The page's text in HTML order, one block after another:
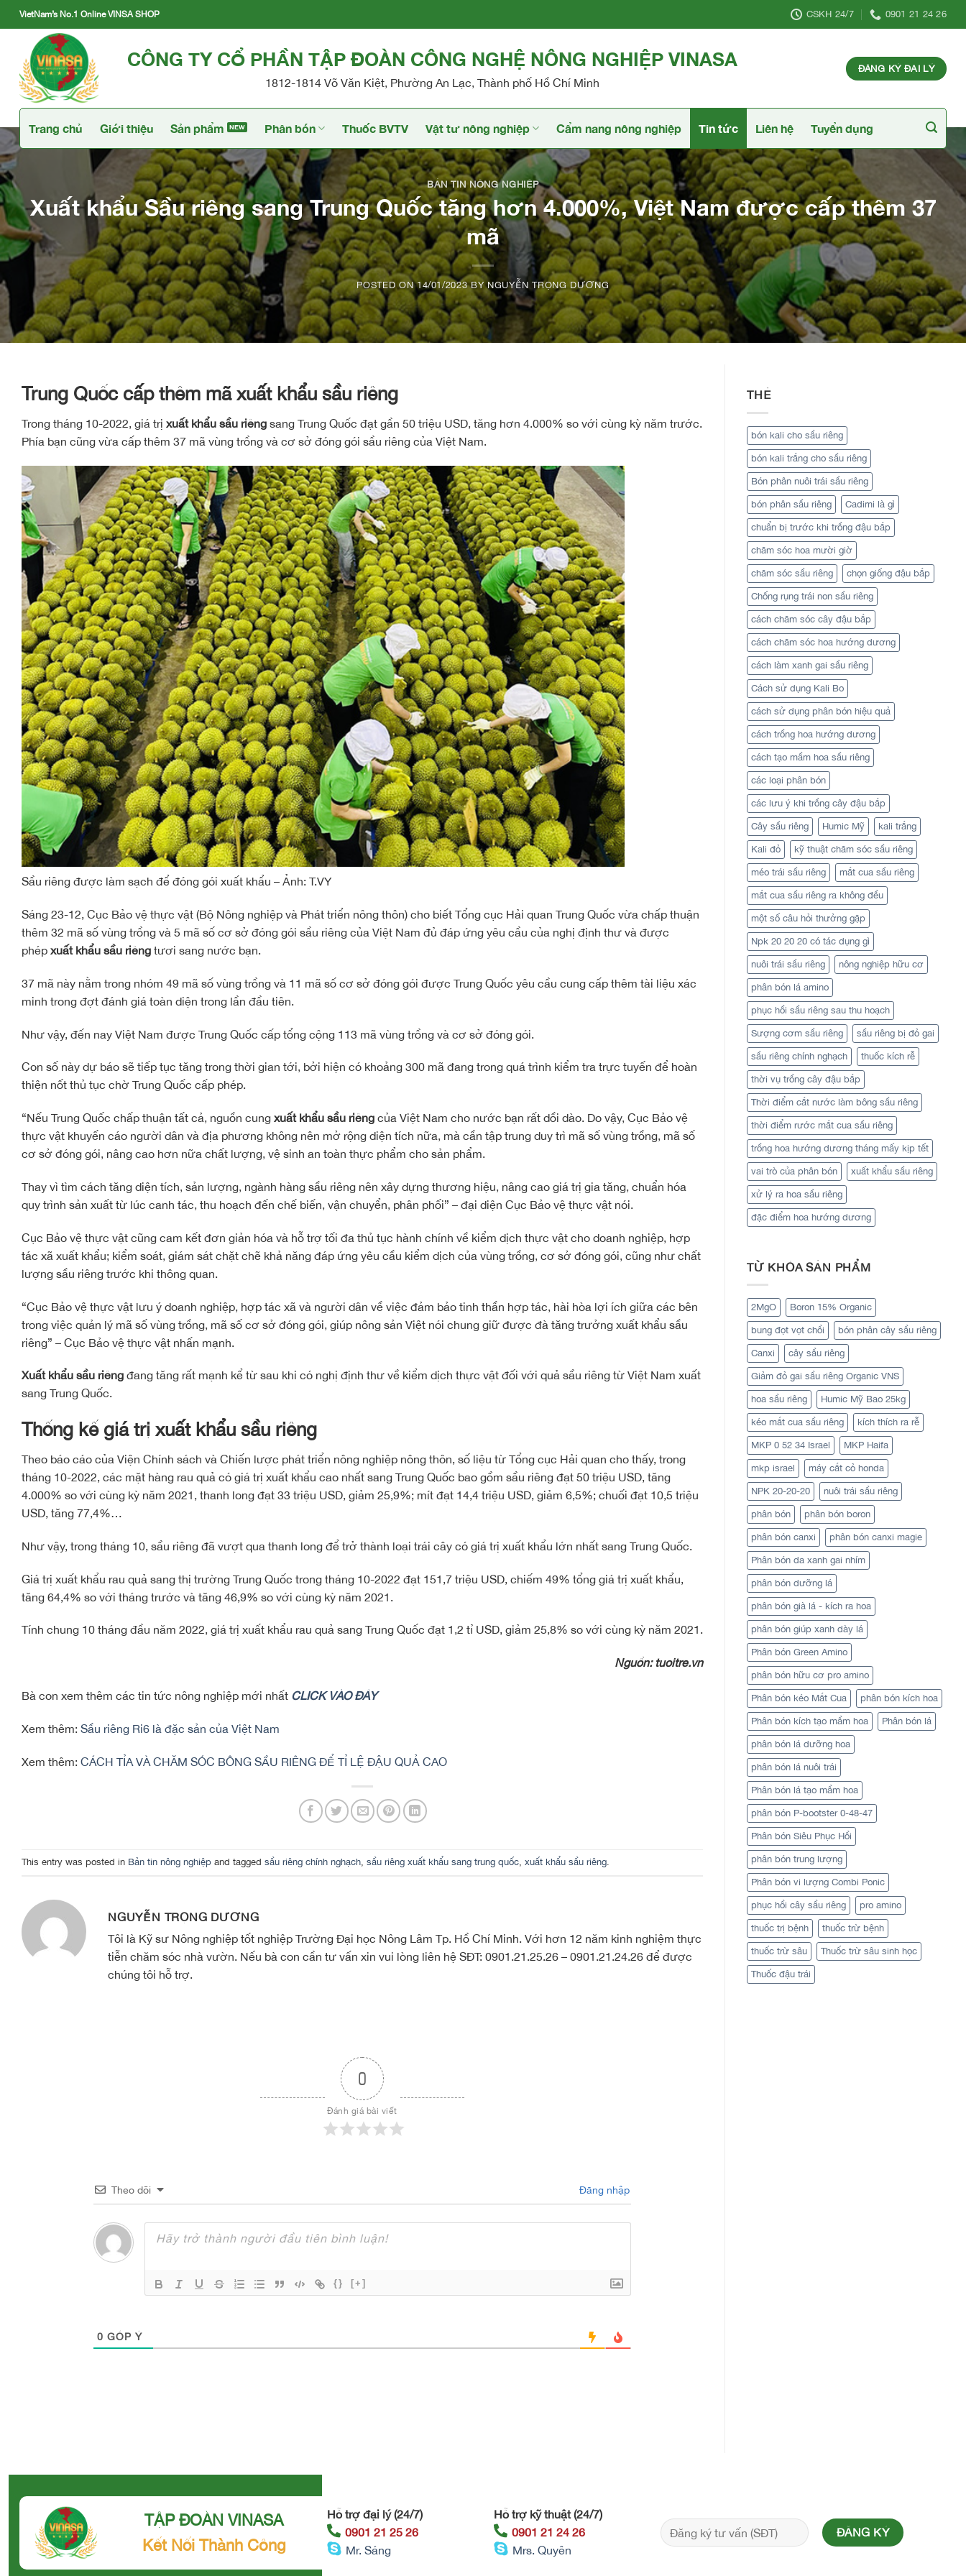
Skip
to
content
VietNam’s No.1 Online VINSA SHOP CSKH 24/7 0901 21 24 26
CÔNG TY CỔ PHẦN TẬP ĐOÀN CÔNG NGHỆ NÔNG NGHIỆP VINASA
1812-1814 Võ Văn Kiệt, Phường An Lạc, Thành phố Hồ Chí Minh
ĐĂNG KÝ ĐẠI LÝ
Trang chủ Giới thiệu Sản phẩm Phân bón Thuốc BVTV Vật tư nông nghiệp Cẩm nang nông nghiệp Tin tức Liên hệ Tuyển dụng
BẢN TIN NÔNG NGHIỆP
Xuất khẩu Sầu riêng sang Trung Quốc tăng hơn 4.000%, Việt Nam được cấp thêm 37
mã
POSTED ON14/01/2023BYNGUYỄN TRỌNG DƯƠNG
Trung Quốc cấp thêm mã xuất khẩu sầu riêng
Trong tháng 10-2022, giá trị xuất khẩu sầu riêng sang Trung Quốc đạt gần 50 triệu USD, tăng hơn 4.000% so với cùng kỳ năm trước.
Phía bạn cũng vừa cấp thêm 37 mã vùng trồng và cơ sở đóng gói sầu riêng của Việt Nam.
Sầu riêng được làm sạch để đóng gói xuất khẩu – Ảnh: T.VY
Sáng 23-12, Cục Bảo vệ thực vật (Bộ Nông nghiệp và Phát triển nông thôn) cho biết Tổng cục Hải quan Trung Quốc vừa chấp thuận
thêm 32 mã số vùng trồng và 5 mã số cơ sở đóng gói sầu riêng của Việt Nam đủ đáp ứng yêu cầu của nghị định thư và được
phép xuất khẩu sầu riêng tươi sang nước bạn.
37 mã này nằm trong nhóm 49 mã số vùng trồng và 11 mã số cơ sở đóng gói được Trung Quốc yêu cầu cung cấp thêm tài liệu xác
minh trong đợt đánh giá toàn diện trong lần đầu tiên.
Như vậy, đến nay Việt Nam được Trung Quốc cấp tổng cộng 113 mã vùng trồng và cơ sở đóng gói.
Con số này dự báo sẽ tiếp tục tăng trong thời gian tới, bởi hiện có khoảng 300 mã đang trong quá trình kiểm tra trực tuyến để hoàn
thiện nốt thủ tục chờ Trung Quốc cấp phép.
“Nếu Trung Quốc chấp thuận tất cả, nguồn cung xuất khẩu sầu riêng của Việt Nam cho nước bạn rất dồi dào. Do vậy, Cục Bảo vệ
thực vật khuyến cáo người dân và địa phương không nên mở rộng diện tích nữa, mà cần tập trung duy trì mã số vùng trồng, mã số
cơ sở đóng gói, nâng cao hơn nữa chất lượng, vệ sinh an toàn thực phẩm cho sản phẩm.
Thay vì tìm cách tăng diện tích, sản lượng, ngành hàng sầu riêng nên xây dựng thương hiệu, nâng cao giá trị gia tăng, chuẩn hóa
quy trình sản xuất từ lúc canh tác, thu hoạch đến chế biến, vận chuyển, phân phối” – đại diện Cục Bảo vệ thực vật nói.
Cục Bảo vệ thực vật cũng cam kết đơn giản hóa và hỗ trợ tối đa thủ tục hành chính về kiểm dịch thực vật cho doanh nghiệp, hợp
tác xã xuất khẩu; kiểm soát, giám sát chặt chẽ khả năng đáp ứng yêu cầu kiểm dịch của vùng trồng, cơ sở đóng gói, cũng như chất
lượng sầu riêng trước khi thông quan.
“Cục Bảo vệ thực vật lưu ý doanh nghiệp, hợp tác xã và người dân về việc đảm bảo tinh thần hợp tác, hài hòa lợi ích giữa các bên
trong việc quản lý mã số vùng trồng, mã số cơ sở đóng gói, giúp nông sản Việt nói chung giữ được đà tăng trưởng xuất khẩu sầu
riêng” – Cục Bảo vệ thực vật nhấn mạnh.
Xuất khẩu sầu riêng đang tăng rất mạnh kể từ sau khi có nghị định thư về kiểm dịch thực vật đối với quả sầu riêng từ Việt Nam xuất
sang Trung Quốc.
Thống kế giá trị xuất khẩu sầu riêng
Theo báo cáo của Viện Chính sách và Chiến lược phát triển nông nghiệp nông thôn, số liệu từ Tổng cục Hải quan cho thấy, trong
tháng 10-2022, các mặt hàng rau quả có giá trị xuất khẩu cao nhất sang Trung Quốc bao gồm sầu riêng đạt 50 triệu USD, tăng
4.000% so với cùng kỳ năm 2021, thanh long đạt 33 triệu USD, giảm 25,9%; mít đạt 14,4 triệu USD, giảm 6,5%; chuối đạt 10,5 triệu
USD, tăng 77,4%…
Như vậy, trong tháng 10, sầu riêng đã vượt qua thanh long để trở thành loại trái cây có giá trị xuất khẩu lớn nhất sang Trung Quốc.
Giá trị xuất khẩu rau quả sang thị trường Trung Quốc trong tháng 10-2022 đạt 151,7 triệu USD, chiếm 49% tổng giá trị xuất khẩu,
tăng 64,4% so với tháng trước và tăng 46,9% so với cùng kỳ năm 2021.
Tính chung 10 tháng đầu năm 2022, giá trị xuất khẩu rau quả sang Trung Quốc đạt 1,2 tỉ USD, giảm 25,8% so với cùng kỳ năm 2021.
Nguồn: tuoitre.vn
Bà con xem thêm các tin tức nông nghiệp mới nhất CLICK VÀO ĐÂY
Xem thêm: Sầu riêng Ri6 là đặc sản của Việt Nam
Xem thêm: CÁCH TỈA VÀ CHĂM SÓC BÔNG SẦU RIÊNG ĐỂ TỈ LỆ ĐẬU QUẢ CAO
This entry was posted in Bản tin nông nghiệp and tagged sầu riêng chính nghạch sầu riêng xuất khẩu sang trung quốc xuất khẩu sầu riêng
NGUYỄN TRỌNG DƯƠNG
Tôi là Kỹ sư Nông nghiệp tốt nghiệp Trường Đại học Nông Lâm Tp. Hồ Chí Minh. Với hơn 12 năm kinh nghiệm thực
tiễn chăm sóc nhà vườn. Nếu bà con cần tư vấn xin vui lòng liên hệ SĐT: 0901.21.25.26 – 0901.21.24.26 để được
chúng tôi hỗ trợ.
0
Đánh giá bài viết
Theo dõi Đăng nhập
{} [+]
0 GÓP Ý
THẺ
bón kali cho sầu riêng
bón kali trắng cho sầu riêng
Bón phân nuôi trái sầu riêng
bón phân sầu riêng Cadimi là gì
chuẩn bị trước khi trồng đậu bắp
chăm sóc hoa mười giờ
chăm sóc sầu riêng chọn giống đậu bắp
Chống rụng trái non sầu riêng
cách chăm sóc cây đậu bắp
cách chăm sóc hoa hướng dương
cách làm xanh gai sầu riêng
Cách sử dụng Kali Bo
cách sử dụng phân bón hiệu quả
cách trồng hoa hướng dương
cách tạo mầm hoa sầu riêng
các loại phân bón
các lưu ý khi trồng cây đậu bắp
Cây sầu riêng Humic Mỹ kali trắng
Kali đỏ kỹ thuật chăm sóc sầu riêng
méo trái sầu riêng mắt cua sầu riêng
mắt cua sầu riêng ra không đều
một số câu hỏi thưởng gặp
Npk 20 20 20 có tác dụng gì
nuôi trái sầu riêng nông nghiệp hữu cơ
phân bón lá amino
phục hồi sầu riêng sau thu hoạch
Sượng cơm sầu riêng sầu riêng bị đỏ gai
sầu riêng chính nghạch thuốc kích rễ
thời vụ trồng cây đậu bắp
Thời điểm cắt nước làm bông sầu riêng
thời điểm rước mắt cua sầu riêng
trồng hoa hướng dương tháng mấy kịp tết
vai trò của phân bón xuất khẩu sầu riêng
xử lý ra hoa sầu riêng
đặc điểm hoa hướng dương
TỪ KHÓA SẢN PHẨM
2MgO Boron 15% Organic
bung đọt vọt chồi bón phân cây sầu riêng
Canxi cây sầu riêng
Giảm đỏ gai sầu riêng Organic VNS
hoa sầu riêng Humic Mỹ Bao 25kg
kéo mắt cua sầu riêng kích thích ra rễ
MKP 0 52 34 Israel MKP Haifa
mkp israel máy cắt cỏ honda
NPK 20-20-20 nuôi trái sầu riêng
phân bón phân bón boron
phân bón canxi phân bón canxi magie
Phân bón da xanh gai nhím
phân bón dưỡng lá
phân bón già lá - kích ra hoa
phân bón giúp xanh dày lá
Phân bón Green Amino
phân bón hữu cơ pro amino
Phân bón kéo Mắt Cua phân bón kích hoa
Phân bón kích tạo mầm hoa Phân bón lá
phân bón lá dưỡng hoa
phân bón lá nuôi trái
Phân bón lá tạo mầm hoa
phân bón P-bootster 0-48-47
Phân bón Siêu Phục Hồi
phân bón trung lượng
Phân bón vi lượng Combi Ponic
phục hồi cây sầu riêng pro amino
thuốc trị bệnh thuốc trừ bệnh
thuốc trừ sâu Thuốc trừ sâu sinh học
Thuốc đậu trái
TẬP ĐOÀN VINASA
Kết Nối Thành Công
Hỗ trợ đại lý (24/7)
0901 21 25 26
Mr. Sáng
Hỗ trợ kỹ thuật (24/7)
0901 21 24 26
Mrs. Quyên